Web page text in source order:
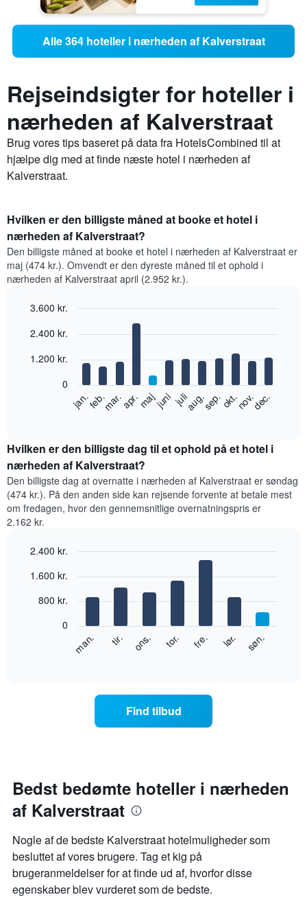
Alle 364 hoteller i nærheden af Kalverstraat
Rejseindsigter for hoteller i
nærheden af Kalverstraat
Brug vores tips baseret på data fra HotelsCombined til at
hjælpe dig med at finde næste hotel i nærheden af
Kalverstraat.
Hvilken er den billigste måned at booke et hotel i
nærheden af Kalverstraat?
Den billigste måned at booke et hotel i nærheden af Kalverstraat er
maj (474 kr.). Omvendt er den dyreste måned til et ophold i
nærheden af Kalverstraat april (2.952 kr.).
chart
12
gennemsnitlige
pris
for
et
værelse
hver
måned
har
x-
der
måneder.
et
værelse
graphic.
jan.feb.mar.apr.majjunijuliaug.sep.okt.nov.dec.
0
1.200 kr.
2.400 kr.
3.600 kr.
Hvilken er den billigste dag til et ophold på et hotel i
nærheden af Kalverstraat?
Den billigste dag at overnatte i nærheden af Kalverstraat er søndag
(474 kr.). På den anden side kan rejsende forvente at betale mest
om fredagen, hvor den gennemsnitlige overnatningspris er
2.162 kr.
chart
ugen
Diagrammet
har
x-
akse,
der
viser
ugedagene.
graphic.
man. tir. ons. tor. fre. lør. søn.
0
800 kr.
1.600 kr.
2.400 kr.
Find tilbud
Bedst bedømte hoteller i nærheden
af Kalverstraat
Nogle af de bedste Kalverstraat hotelmuligheder som
besluttet af vores brugere. Tag et kig på
brugeranmeldelser for at finde ud af, hvorfor disse
egenskaber blev vurderet som de bedste.